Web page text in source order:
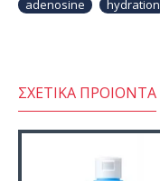
adenosine
hydration
ΣΧΕΤΙΚΆ ΠΡΟΙΌΝΤΑ